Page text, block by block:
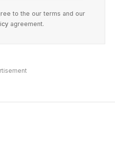
to the our terms and our
agreement.